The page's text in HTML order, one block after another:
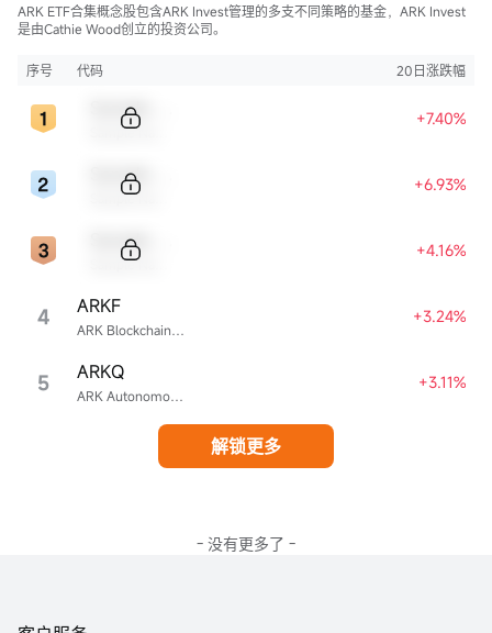
ARK ETF合集概念股包含ARK Invest管理的多支不同策略的基金，ARK Invest
是由Cathie Wood创立的投资公司。
序号 代码 20日涨跌幅
+7.40%
+6.93%
+4.16%
4 ARK Blockchain & Fintech Innovation ETF
ARKF +3.24%
5 ARK Autonomous Technology & Robotics ETF
ARKQ +3.11%
解锁更多
- 没有更多了 -